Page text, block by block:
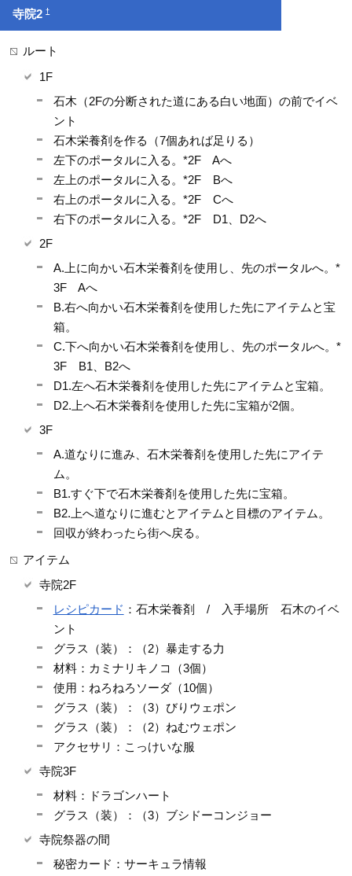
寺院2†
ルート
1F
石木（2Fの分断された道にある白い地面）の前でイベ
ント
石木栄養剤を作る（7個あれば足りる）
左下のポータルに入る。*2F Aへ
左上のポータルに入る。*2F Bへ
右上のポータルに入る。*2F Cへ
右下のポータルに入る。*2F D1、D2へ
2F
A.上に向かい石木栄養剤を使用し、先のポータルへ。*
3F Aへ
B.右へ向かい石木栄養剤を使用した先にアイテムと宝
箱。
C.下へ向かい石木栄養剤を使用し、先のポータルへ。*
3F B1、B2へ
D1.左へ石木栄養剤を使用した先にアイテムと宝箱。
D2.上へ石木栄養剤を使用した先に宝箱が2個。
3F
A.道なりに進み、石木栄養剤を使用した先にアイテ
ム。
B1.すぐ下で石木栄養剤を使用した先に宝箱。
B2.上へ道なりに進むとアイテムと目標のアイテム。
回収が終わったら街へ戻る。
アイテム
寺院2F
レシピカード ：石木栄養剤 / 入手場所 石木のイベ
ント
グラス（装）：（2）暴走する力
材料：カミナリキノコ（3個）
使用：ねろねろソーダ（10個）
グラス（装）：（3）びりウェポン
グラス（装）：（2）ねむウェポン
アクセサリ：こっけいな服
寺院3F
材料：ドラゴンハート
グラス（装）：（3）ブシドーコンジョー
寺院祭器の間
秘密カード：サーキュラ情報